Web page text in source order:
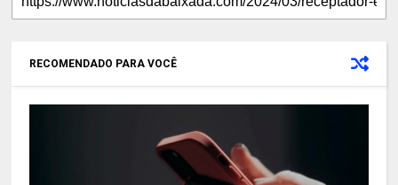
RECOMENDADO PARA VOCÊ